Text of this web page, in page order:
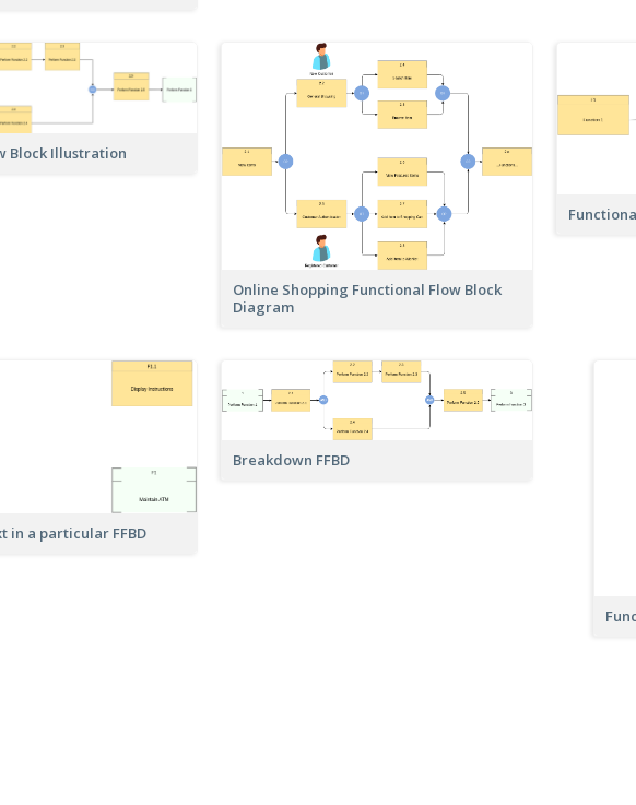
Block Illustration
Online Shopping Functional Flow Block
Diagram
in a particular FFBD
Breakdown FFBD